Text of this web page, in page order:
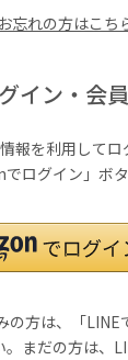
忘れの方はこち
イン・会
報を利用してロ
ログイン」ボ
の方は、「LINE
まだの方は、